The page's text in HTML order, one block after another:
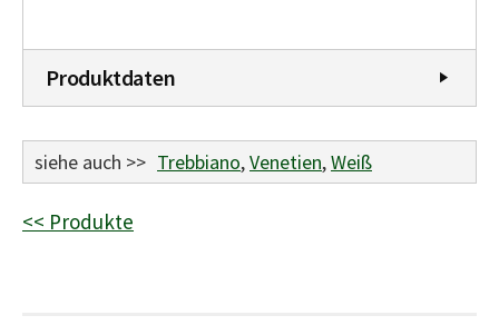
Produktdaten
siehe auch >> Trebbiano,Venetien,Weiß
<< Produkte